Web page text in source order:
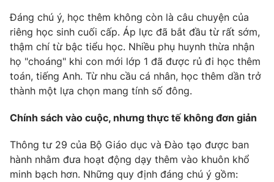
Thị trường
Tư vấn
Lịch phát sóng
Chuyên mục khác
Emagazine Podcast
Video Shorts video
Đáng chú ý, học thêm không còn là câu chuyện của
riêng học sinh cuối cấp. Áp lực đã bắt đầu từ rất sớm,
thậm chí từ bậc tiểu học. Nhiều phụ huynh thừa nhận
họ "choáng" khi con mới lớp 1 đã được rủ đi học thêm
toán, tiếng Anh. Từ nhu cầu cá nhân, học thêm dần trở
thành một lựa chọn mang tính số đông.
Chính sách vào cuộc, nhưng thực tế không đơn giản
Thông tư 29 của Bộ Giáo dục và Đào tạo được ban
hành nhằm đưa hoạt động dạy thêm vào khuôn khổ
minh bạch hơn. Những quy định đáng chú ý gồm: